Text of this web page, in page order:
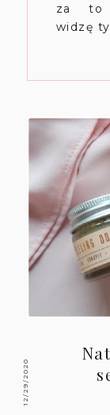
za to
widzę
12/29/2020